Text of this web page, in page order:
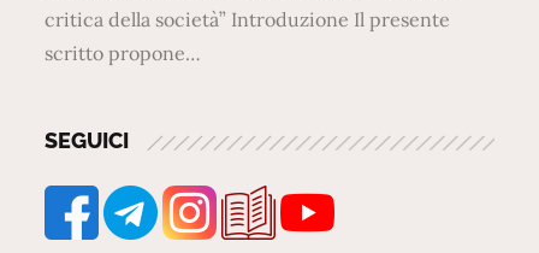
critica della società” Introduzione Il presente
scritto propone…
SEGUICI